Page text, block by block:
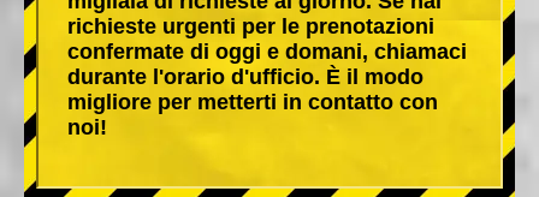
richieste urgenti per le prenotazioni
confermate di oggi e domani, chiamaci
durante l'orario d'ufficio. È il modo
migliore per metterti in contatto con
noi!